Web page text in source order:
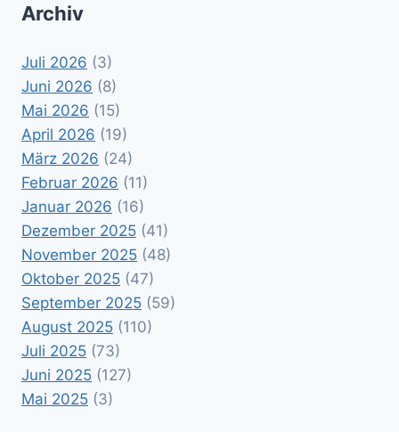
Archiv
Juli 2026 (3)
Juni 2026 (8)
Mai 2026 (15)
April 2026 (19)
März 2026 (24)
Februar 2026 (11)
Januar 2026 (16)
Dezember 2025 (41)
November 2025 (48)
Oktober 2025 (47)
September 2025 (59)
August 2025 (110)
Juli 2025 (73)
Juni 2025 (127)
Mai 2025 (3)